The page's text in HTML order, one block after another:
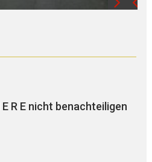
E R E nicht benachteiligen